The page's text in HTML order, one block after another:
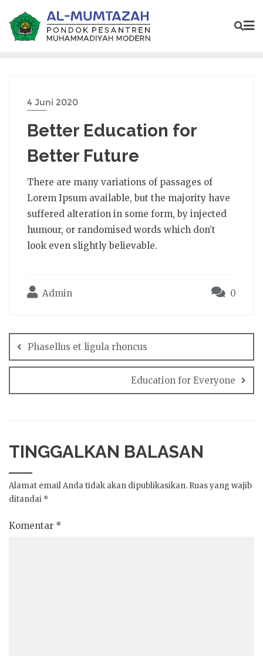
4 Juni 2020
Better Education for
Better Future
There are many variations of passages of
Lorem Ipsum available, but the majority have
suffered alteration in some form, by injected
humour, or randomised words which don’t
look even slightly believable.
Admin 0
Phasellus et ligula rhoncus
Education for Everyone
TINGGALKAN BALASAN
Alamat email Anda tidak akan dipublikasikan. Ruas yang wajib
ditandai *
Komentar *